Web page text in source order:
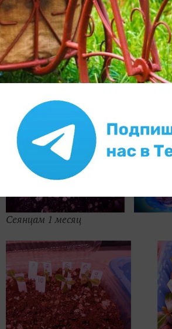
Сеянцам 3 недели
Сеянцам 1 месяц